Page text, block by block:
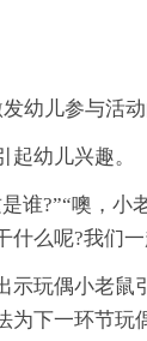
幼儿参与活动
起幼儿兴趣。
谁?”“噢，小
么呢?我们一
示玩偶小老鼠
为下一环节玩